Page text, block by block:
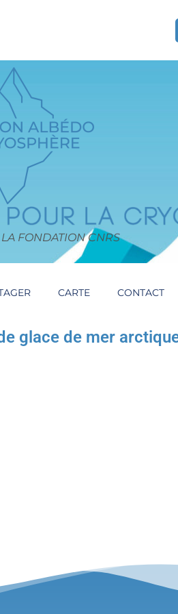
LA FONDATION CNRS
CARTE CONTACT
glace de mer